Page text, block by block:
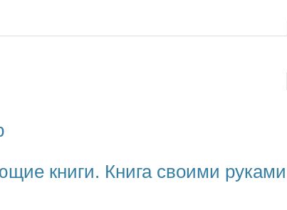
книги. Книга своими